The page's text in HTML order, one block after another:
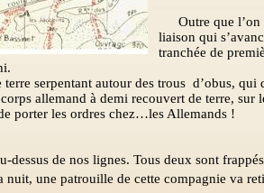
Outre que
liaison qui
tranchée de
serpentant autour des trous d’obus, qui
allemand à demi recouvert de terre,
porter les ordres chez…les Allemands !
de nos lignes. Tous deux sont
une patrouille de cette compagnie va